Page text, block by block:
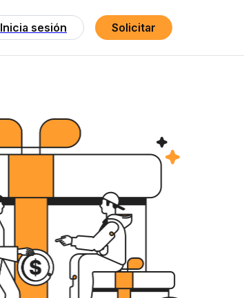
Inicia sesión Solicitar